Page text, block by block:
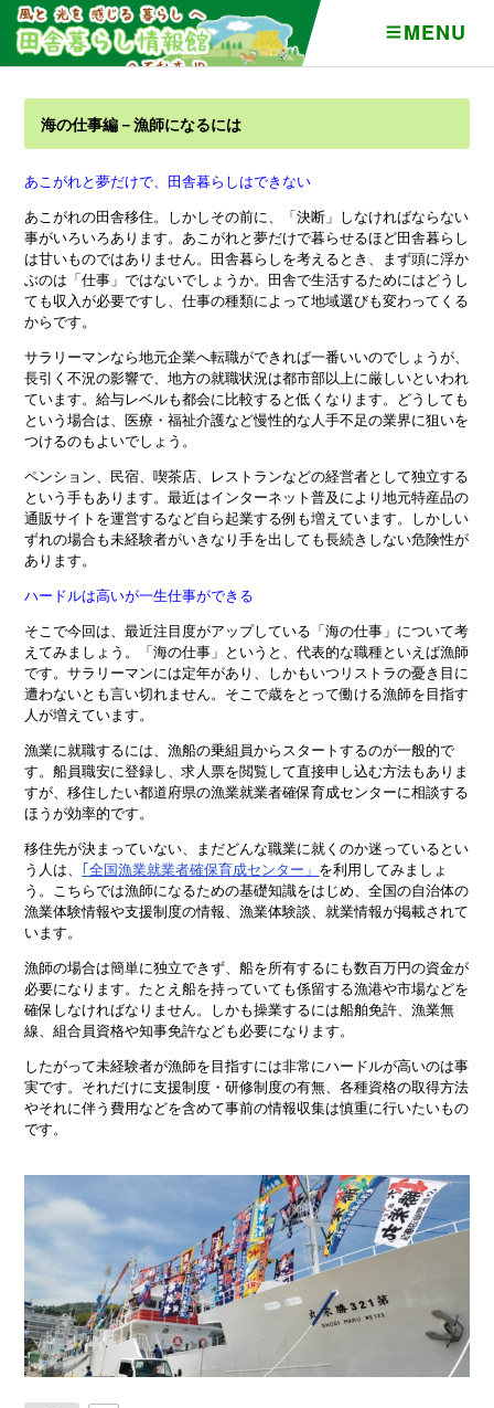
MENU
海の仕事編－漁師になるには
あこがれと夢だけで、田舎暮らしはできない
あこがれの田舎移住。しかしその前に、「決断」しなければならない
事がいろいろあります。あこがれと夢だけで暮らせるほど田舎暮らし
は甘いものではありません。田舎暮らしを考えるとき、まず頭に浮か
ぶのは「仕事」ではないでしょうか。田舎で生活するためにはどうし
ても収入が必要ですし、仕事の種類によって地域選びも変わってくる
からです。
サラリーマンなら地元企業へ転職ができれば一番いいのでしょうが、
長引く不況の影響で、地方の就職状況は都市部以上に厳しいといわれ
ています。給与レベルも都会に比較すると低くなります。どうしても
という場合は、医療・福祉介護など慢性的な人手不足の業界に狙いを
つけるのもよいでしょう。
ペンション、民宿、喫茶店、レストランなどの経営者として独立する
という手もあります。最近はインターネット普及により地元特産品の
通販サイトを運営するなど自ら起業する例も増えています。しかしい
ずれの場合も未経験者がいきなり手を出しても長続きしない危険性が
あります。
ハードルは高いが一生仕事ができる
そこで今回は、最近注目度がアップしている「海の仕事」について考
えてみましょう。「海の仕事」というと、代表的な職種といえば漁師
です。サラリーマンには定年があり、しかもいつリストラの憂き目に
遭わないとも言い切れません。そこで歳をとって働ける漁師を目指す
人が増えています。
漁業に就職するには、漁船の乗組員からスタートするのが一般的で
す。船員職安に登録し、求人票を閲覧して直接申し込む方法もありま
すが、移住したい都道府県の漁業就業者確保育成センターに相談する
ほうが効率的です。
移住先が決まっていない、まだどんな職業に就くのか迷っているとい
う人は、 ｢全国漁業就業者確保育成センター」 を利用してみましょ
う。こちらでは漁師になるための基礎知識をはじめ、全国の自治体の
漁業体験情報や支援制度の情報、漁業体験談、就業情報が掲載されて
います。
漁師の場合は簡単に独立できず、船を所有するにも数百万円の資金が
必要になります。たとえ船を持っていても係留する漁港や市場などを
確保しなければなりません。しかも操業するには船舶免許、漁業無
線、組合員資格や知事免許なども必要になります。
したがって未経験者が漁師を目指すには非常にハードルが高いのは事
実です。それだけに支援制度・研修制度の有無、各種資格の取得方法
やそれに伴う費用などを含めて事前の情報収集は慎重に行いたいもの
です。